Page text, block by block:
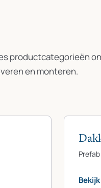
productcategorieën
en monteren.
Bekijk